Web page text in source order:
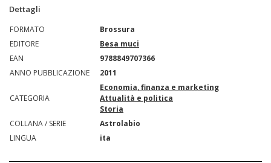
Dettagli
FORMATO
Brossura
EDITORE
Besa muci
EAN
9788849707366
ANNO PUBBLICAZIONE
2011
CATEGORIA
Economia, finanza e marketing
Attualità e politica
Storia
COLLANA / SERIE
Astrolabio
LINGUA
ita